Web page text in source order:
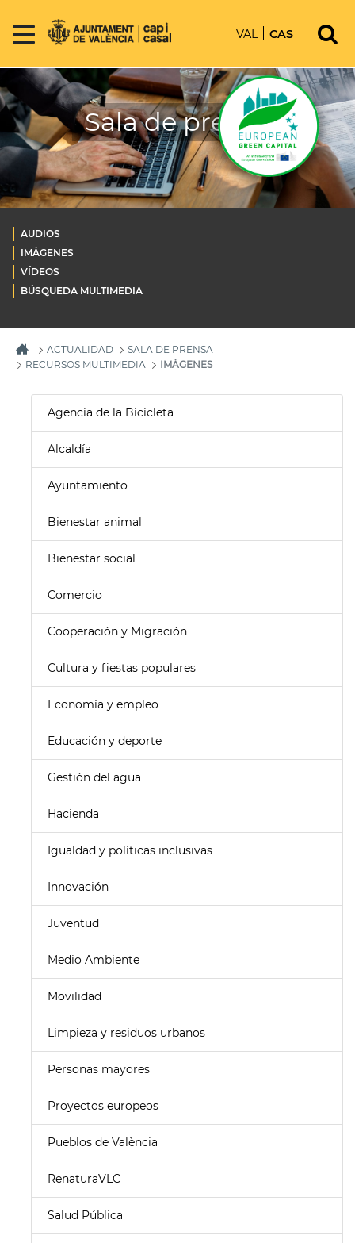
VAL CAS
Sala de prensa
AUDIOS
IMÁGENES
VÍDEOS
BÚSQUEDA MULTIMEDIA
ACTUALIDAD
SALA DE PRENSA
RECURSOS MULTIMEDIA
IMÁGENES
Agencia de la Bicicleta
Alcaldía
Ayuntamiento
Bienestar animal
Bienestar social
Comercio
Cooperación y Migración
Cultura y fiestas populares
Economía y empleo
Educación y deporte
Gestión del agua
Hacienda
Igualdad y políticas inclusivas
Innovación
Juventud
Medio Ambiente
Movilidad
Limpieza y residuos urbanos
Personas mayores
Proyectos europeos
Pueblos de València
RenaturaVLC
Salud Pública